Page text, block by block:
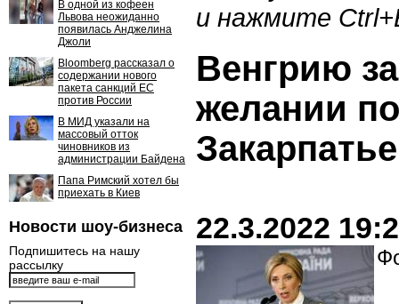
В одной из кофеен
Львова неожиданно
появилась Анджелина
Джоли
Bloomberg рассказал о
содержании нового
пакета санкций ЕС
против России
В МИД указали на
массовый отток
чиновников из
администрации Байдена
Папа Римский хотел бы
приехать в Киев
Новости шоу-бизнеса
Подпишитесь на нашу
рассылку
и нажмите
Венгрию
желании
Закарпатье
22.3.2022